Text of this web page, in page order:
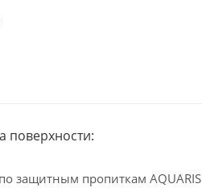
поверхности:
защитным пропиткам AQUARIS